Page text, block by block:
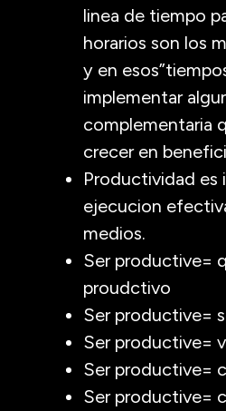
linea de tiempo
horarios son los
y en
implementar
complementaria
crecer en
Productividad es
ejecucion
medios.
Ser productive=
proudctivo
Ser productive=
Ser productive=
Ser productive=
Ser productive=